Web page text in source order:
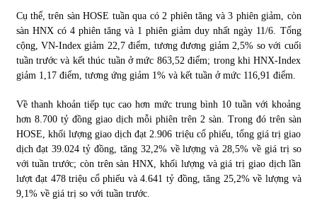
Chứng khoán ngày 30/5/2022: Top 10 cổ phiếu nổi bật
31/05/2022
vốn hóa
09/11/2021
Chứng khoán ngày 12/10/2021: Top 10 cổ phiếu nổi bật
13/10/2021
Cụ thể, trên sàn HOSE tuần qua có 2 phiên tăng và 3 phiên giảm, còn
sàn HNX có 4 phiên tăng và 1 phiên giảm duy nhất ngày 11/6. Tổng
cộng, VN-Index giảm 22,7 điểm, tương đương giảm 2,5% so với cuối
tuần trước và kết thúc tuần ở mức 863,52 điểm; trong khi HNX-Index
giảm 1,17 điểm, tương ứng giảm 1% và kết tuần ở mức 116,91 điểm.
Về thanh khoản tiếp tục cao hơn mức trung bình 10 tuần với khoảng
hơn 8.700 tỷ đồng giao dịch mỗi phiên trên 2 sàn. Trong đó trên sàn
HOSE, khối lượng giao dịch đạt 2.906 triệu cổ phiếu, tổng giá trị giao
dịch đạt 39.024 tỷ đồng, tăng 32,2% về lượng và 28,5% về giá trị so
với tuần trước; còn trên sàn HNX, khối lượng và giá trị giao dịch lần
lượt đạt 478 triệu cổ phiếu và 4.641 tỷ đồng, tăng 25,2% về lượng và
9,1% về giá trị so với tuần trước.